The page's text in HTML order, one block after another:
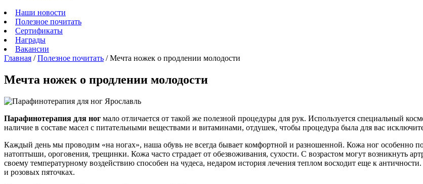
Наши новости
Полезное почитать
Сертификаты
Награды
Вакансии
Главная /Полезное почитать /Мечта ножек о продлении молодости
Мечта ножек о продлении молодости
Парафинотерапия для ног мало отличается от такой же полезной процедуры для рук. Используется специальный
наличие в составе масел с питательными веществами и витаминами, отдушек, чтобы процедура была для вас
Каждый день мы проводим «на ногах», наша обувь не всегда бывает комфортной и разношенной. Кожа ног особенно
натоптыши, ороговения, трещинки. Кожа часто страдает от обезвоживания, сухости. С возрастом могут возникнуть
своему температурному воздействию способен на чудеса, недаром история лечения теплом восходит еще к
и розовых пяточках.